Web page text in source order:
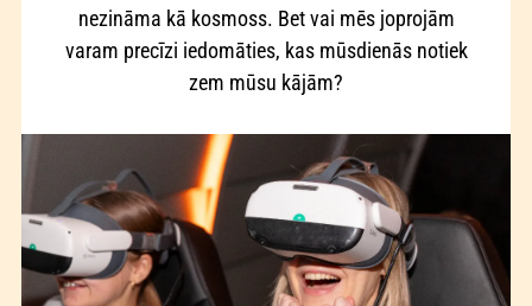
nezināma kā kosmoss. Bet vai mēs joprojām
varam precīzi iedomāties, kas mūsdienās notiek
zem mūsu kājām?